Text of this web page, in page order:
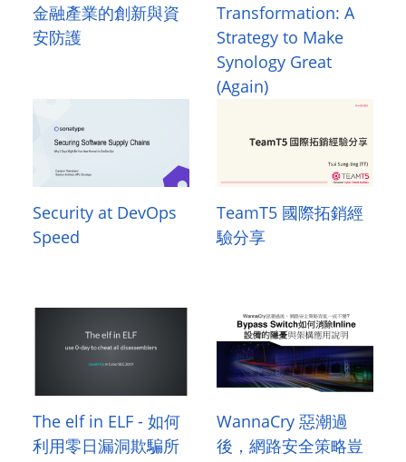
金融產業的創新與資
安防護
Transformation: A
Strategy to Make
Synology Great
(Again)
Security at DevOps
Speed
TeamT5 國際拓銷經
驗分享
The elf in ELF - 如何
利用零日漏洞欺騙所
WannaCry 惡潮過
後，網路安全策略豈